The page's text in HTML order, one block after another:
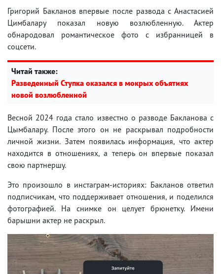
Григорий Бакланов впервые после развода с Анастасией
Цимбалару показал новую возлюбленную. Актер
обнародовал романтическое фото с избранницей в
соцсети.
Читай также:
Разведенный Ступка оказался в мокрых объятиях
новой возлюбленной
Весной 2024 года стало известно о разводе Бакланова с
Цымбалару. После этого он не раскрывал подробности
личной жизни. Затем появилась информация, что актер
находится в отношениях, а теперь он впервые показал
свою партнершу.
Это произошло в инстаграм-историях: Бакланов ответил
подписчикам, что поддерживает отношения, и поделился
фотографией. На снимке он целует брюнетку. Имени
барышни актер не раскрыл.